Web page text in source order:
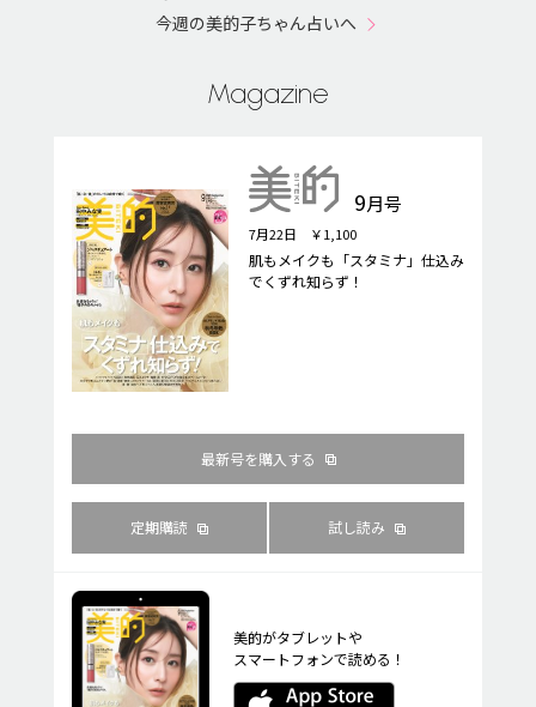
今週の美的子ちゃん占いへ
Magazine
9月号
7月22日 ￥1,100
肌もメイクも「スタミナ」仕込み
でくずれ知らず！
最新号を購入する
定期購読 試し読み
美的がタブレットや
スマートフォンで読める！